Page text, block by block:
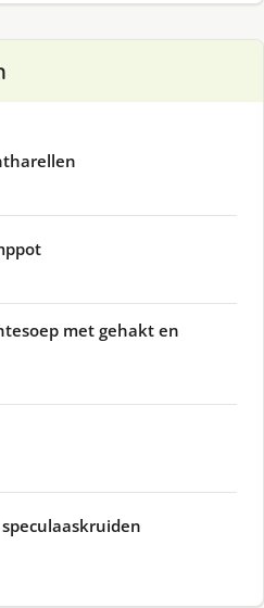
met gehakt en